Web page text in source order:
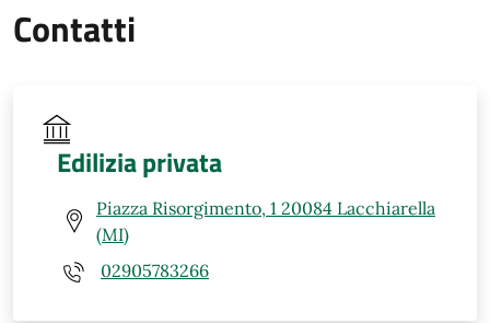
Contatti
Edilizia privata
Piazza Risorgimento, 1 20084 Lacchiarella
(MI)
02905783266